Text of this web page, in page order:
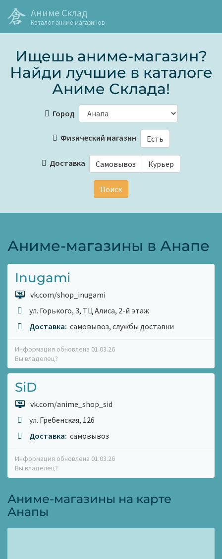
Аниме Склад
Каталог аниме-магазинов
Ищешь аниме-магазин?
Найди лучшие в каталоге
Аниме Склада!
Город
Физический магазин Есть
Доставка Самовывоз Курьер
Поиск
Аниме-магазины в Анапе
Inugami
vk.com/shop_inugami
ул. Горького, 3, ТЦ Алиса, 2-й этаж
Доставка: самовывоз, службы доставки
Информация обновлена 01.03.26
Вы владелец?
SiD
vk.com/anime_shop_sid
ул. Гребенская, 126
Доставка: самовывоз
Информация обновлена 01.03.26
Вы владелец?
Аниме-магазины на карте
Анапы